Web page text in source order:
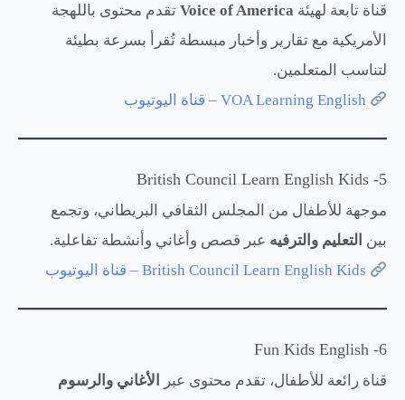
قناة تابعة لهيئة Voice of America تقدم محتوى باللهجة
الأمريكية مع تقارير وأخبار مبسطة تُقرأ بسرعة بطيئة
لتناسب المتعلمين.
VOA Learning English – قناة اليوتيوب
5- British Council Learn English Kids
موجهة للأطفال من المجلس الثقافي البريطاني، وتجمع
بين التعليم والترفيه عبر قصص وأغاني وأنشطة تفاعلية.
British Council Learn English Kids – قناة اليوتيوب
6- Fun Kids English
قناة رائعة للأطفال، تقدم محتوى عبر الأغاني والرسوم